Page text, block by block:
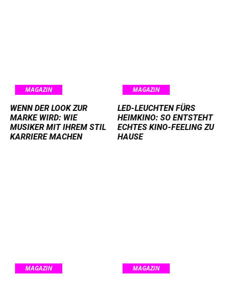
MAGAZIN
WENN DER LOOK ZUR
MARKE WIRD: WIE
MUSIKER MIT IHREM STIL
KARRIERE MACHEN
MAGAZIN
LED-LEUCHTEN FÜRS
HEIMKINO: SO ENTSTEHT
ECHTES KINO-FEELING ZU
HAUSE
MAGAZIN MAGAZIN